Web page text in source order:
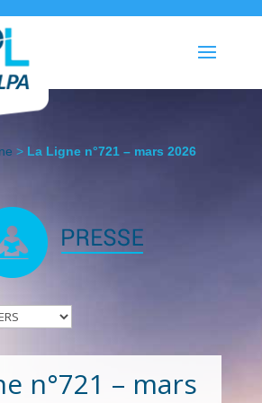
> La Ligne n°721 – mars 2026
n°721 – mars